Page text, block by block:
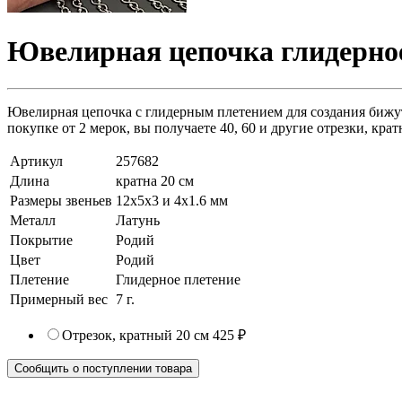
Ювелирная цепочка
Ювелирная цепочка с глидерным плетением для создания
покупке от 2 мерок, вы получаете 40, 60 и другие отрезки,
Артикул
257682
Длина
кратна 20 см
Размеры звеньев 12x5x3 и 4x1.6 мм
Металл
Латунь
Покрытие
Родий
Цвет
Родий
Плетение
Глидерное плетение
Примерный вес 7 г.
Отрезок, кратный 20 см 425 ₽
Сообщить о поступлении товара